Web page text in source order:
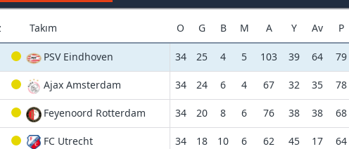
Takım O G B M A Y Av P
PSV Eindhoven 34 25 4 5 103 39 64 79
Ajax Amsterdam 34 24 6 4 67 32 35 78
Feyenoord Rotterdam 34 20 8 6 76 38 38 68
FC Utrecht 34 18 10 6 62 45 17 64